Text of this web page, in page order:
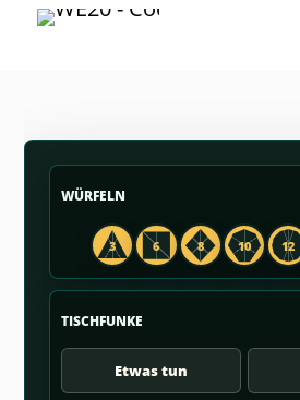
WÜRFELN
3 6 8 10 12
TISCHFUNKE
Etwas tun